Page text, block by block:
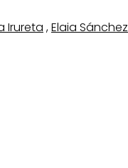
Irureta ,Elaia Sánchez